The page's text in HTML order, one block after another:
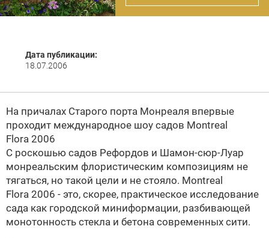
Дата публикации:
18.07.2006
На причалах Старого порта Монреаля впервые
проходит международное шоу садов Montreal
Flora 2006
С роскошью садов Рефордов и Шамон-сюр-Луар
монреальским флористическим композициям не
тягаться, но такой цели и не стояло. Montreal
Flora 2006 - это, скорее, практическое исследование
сада как городской миниформации, разбивающей
монотонность стекла и бетона современных сити.